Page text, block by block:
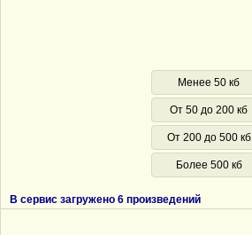
Менее 50 кб
От 50 до 200 кб
От 200 до 500 кб
Более 500 кб
В сервис загружено 6 произведений